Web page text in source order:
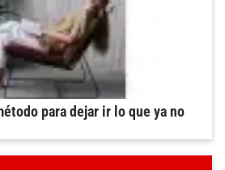
para dejar ir lo que ya no